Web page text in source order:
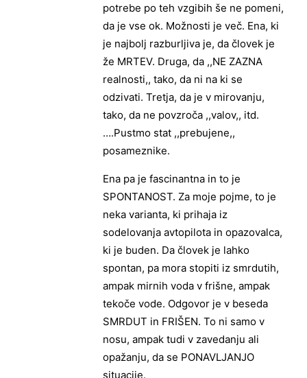
potrebe po teh vzgibih še ne pomeni,
da je vse ok. Možnosti je več. Ena, ki
je najbolj razburljiva je, da človek je
že MRTEV. Druga, da ,,NE ZAZNA
realnosti,, tako, da ni na ki se
odzivati. Tretja, da je v mirovanju,
tako, da ne povzroča ,,valov,, itd.
….Pustmo stat ,,prebujene,,
posameznike.
Ena pa je fascinantna in to je
SPONTANOST. Za moje pojme, to je
neka varianta, ki prihaja iz
sodelovanja avtopilota in opazovalca,
ki je buden. Da človek je lahko
spontan, pa mora stopiti iz smrdutih,
ampak mirnih voda v frišne, ampak
tekoče vode. Odgovor je v beseda
SMRDUT in FRIŠEN. To ni samo v
nosu, ampak tudi v zavedanju ali
opažanju, da se PONAVLJANJO
situacije.